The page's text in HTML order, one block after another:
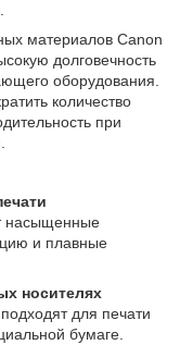
материалов Canon
долговечность
оборудования.
количество
при
насыщенные
и плавные
носителях
для печати
бумаге.